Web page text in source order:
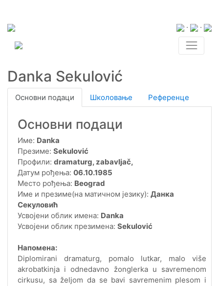
· ·
Danka Sekulović
Основни подаци Школовање Референце
Основни подаци
Име: Danka
Презиме: Sekulović
Профили: dramaturg, zabavljač,
Датум рођења: 06.10.1985
Место рођења: Beograd
Име и презиме(на матичном језику): Данка
Секуловић
Усвојени облик имена: Danka
Усвојени облик презимена: Sekulović
Напомена:
Diplomirani dramaturg, pomalo lutkar, malo više
akrobatkinja i odnedavno žonglerka u savremenom
cirkusu, sa željom da se bavi savremenim plesom i